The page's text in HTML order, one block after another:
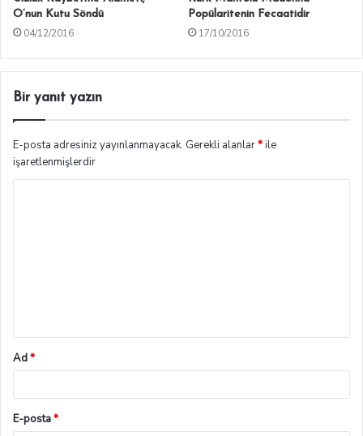
O’nun Kutu Söndü
04/12/2016
Popülaritenin Fecaatidir
17/10/2016
Bir yanıt yazın
E-posta adresiniz yayınlanmayacak. Gerekli alanlar*ile
işaretlenmişlerdir
Ad*
E-posta*